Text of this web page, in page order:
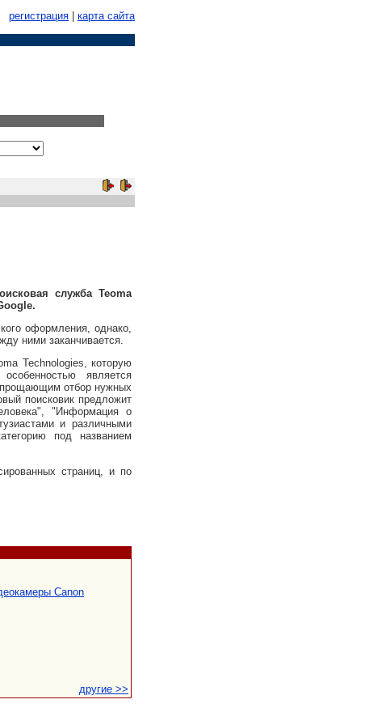
регистрация карта сайта
служба Teoma
оформления, однако,
ними заканчивается.
Technologies, которую
является
отбор нужных
поисковик предложит
"Информация о
и различными
под названием
страниц, и по
Canon
другие >>